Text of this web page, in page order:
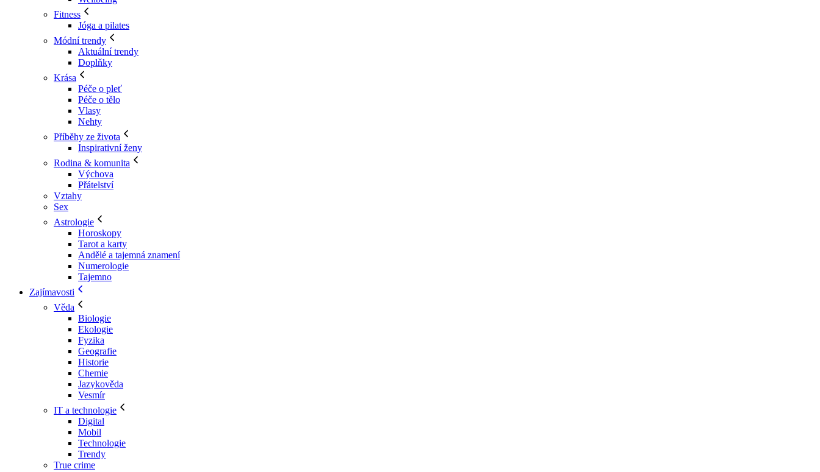
Fitness
Jóga a pilates
Módní trendy
Aktuální trendy
Doplňky
Krása
Péče o pleť
Péče o tělo
Vlasy
Nehty
Příběhy ze života
Inspirativní ženy
Rodina & komunita
Výchova
Přátelství
Vztahy
Sex
Astrologie
Horoskopy
Tarot a karty
Andělé a tajemná znamení
Numerologie
Tajemno
Zajímavosti
Věda
Biologie
Ekologie
Fyzika
Geografie
Historie
Chemie
Jazykověda
Vesmír
IT a technologie
Digital
Mobil
Technologie
Trendy
True crime